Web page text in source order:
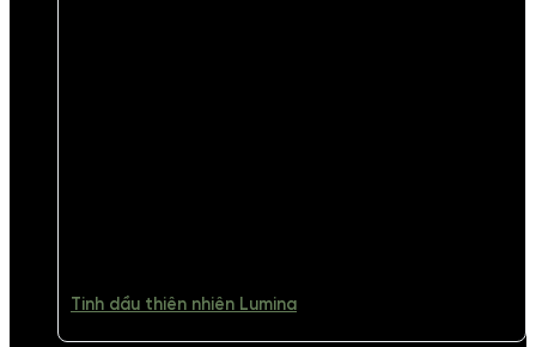
Tinh dầu thiên nhiên Lumina